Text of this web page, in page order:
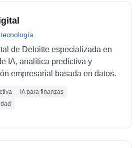
de Deloitte especializada en
IA, analítica predictiva y
empresarial basada en datos.
IA para finanzas